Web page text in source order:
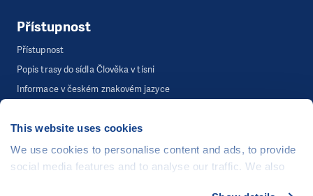
This website uses cookies
We use cookies to personalise content and ads, to provide
social media features and to analyse our traffic. We also
Přístupnost
Přístupnost
Popis trasy do sídla Člověka v tísni
Informace v českém znakovém jazyce
Webová stránka běží na bezplatně poskytnutém server hostingu od
CZECHIA.COM . Děkujeme.